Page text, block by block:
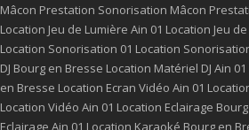
Mâcon Prestation Sonorisation Mâcon
Location Jeu de Lumière Ain 01 Location Jeu
Location Sonorisation 01 Location
DJ Bourg en Bresse Location Matériel DJ Ain 01
en Bresse Location Ecran Vidéo Ain 01
Location Vidéo Ain 01 Location Eclairage
Eclairage Ain 01 Location Karaoké Bourg en